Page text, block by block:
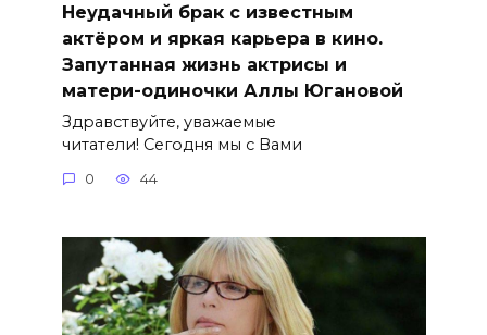
Неудачный брак с известным
актёром и яркая карьера в кино.
Запутанная жизнь актрисы и
матери-одиночки Аллы Югановой
Здравствуйте, уважаемые
читатели! Сегодня мы с Вами
0 44